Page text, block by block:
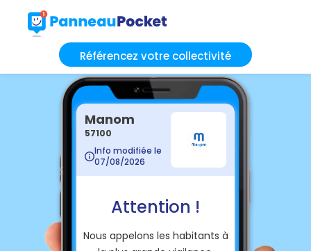
Référencez votre collectivité
Manom
57100
Info modifiée le
07/08/2026
Attention !
Nous appelons les habitants à